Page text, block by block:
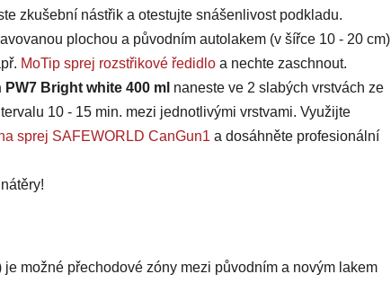
zkušební nástřik a otestujte snášenlivost podkladu.
plochou a původním autolakem (v šířce 10 - 20 cm)
MoTip sprej rozstřikové ředidlo a nechte zaschnout.
Bright white 400 ml naneste ve 2 slabých vrstvách ze
10 - 15 min. mezi jednotlivými vrstvami. Využijte
sprej SAFEWORLD CanGun1 a dosáhněte profesionální
je možné přechodové zóny mezi původním a novým lakem